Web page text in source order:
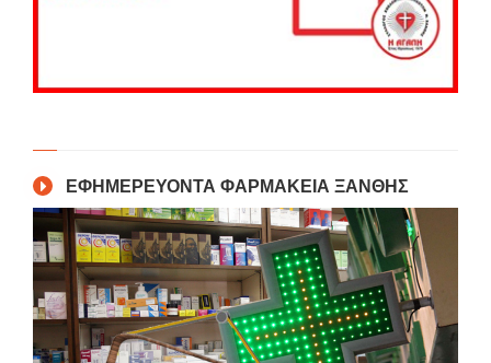
ΕΦΗΜΕΡΕΥΟΝΤΑ ΦΑΡΜΑΚΕΙΑ ΞΑΝΘΗΣ